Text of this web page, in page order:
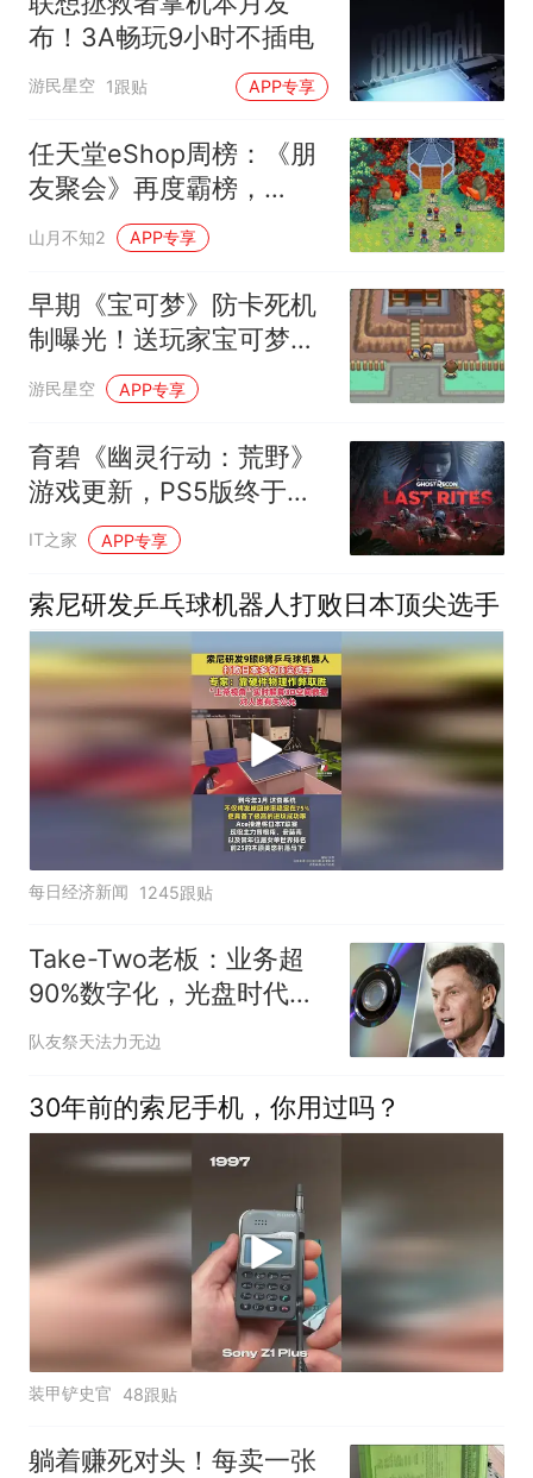
布！3A畅玩9小时不插电
游民星空 1跟贴 APP专享
任天堂eShop周榜：《朋
友聚会》再度霸榜，
《Kynseed》空降第11位
山月不知2 APP专享
早期《宝可梦》防卡死机
制曝光！送玩家宝可梦脱
困
游民星空 APP专享
育碧《幽灵行动：荒野》
游戏更新，PS5版终于支
持4K 60FPS
IT之家 APP专享
索尼研发乒乓球机器人打败日本顶尖选手
每日经济新闻 1245跟贴
Take-Two老板：业务超
90%数字化，光盘时代已
结束
队友祭天法力无边
30年前的索尼手机，你用过吗？
装甲铲史官 48跟贴
躺着赚死对头！每卖一张